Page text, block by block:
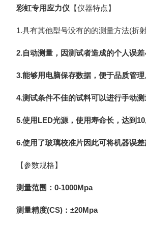
彩虹专用应力仪 【仪器特点】
1.具有其他型号没有的的测量方法(折射
2.自动测量，因测试者造成的个人误差
3.能够用电脑保存数据，便于品质管理
4.测试条件不佳的试料可以进行手动测
5.使用LED光源，使用寿命长，达到
6.使用了玻璃校准片因此可将机器误差
【参数规格】
测量范围：0-1000Mpa
测量精度(CS)：±20Mpa